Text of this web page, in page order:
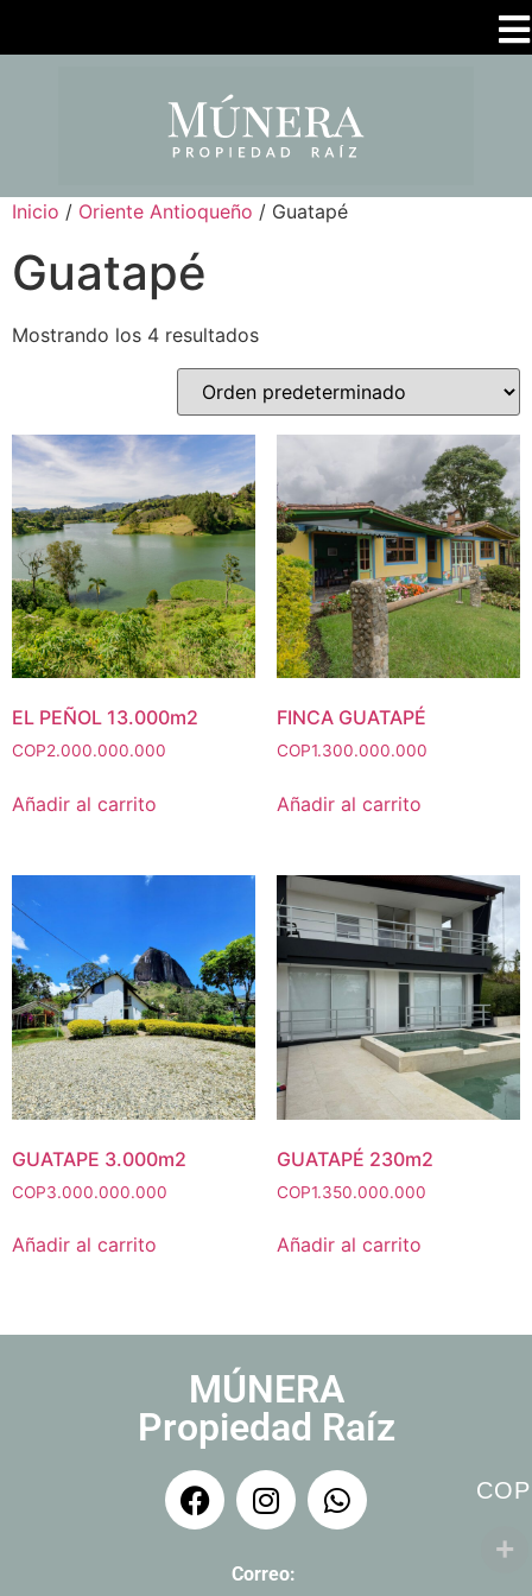
Inicio / Oriente Antioqueño / Guatapé
Guatapé
Mostrando los 4 resultados
EL PEÑOL 13.000m2
COP2.000.000.000
Añadir al carrito
FINCA GUATAPÉ
COP1.300.000.000
Añadir al carrito
GUATAPE 3.000m2
COP3.000.000.000
Añadir al carrito
GUATAPÉ 230m2
COP1.350.000.000
Añadir al carrito
MÚNERA
Propiedad Raíz
Correo:
COP